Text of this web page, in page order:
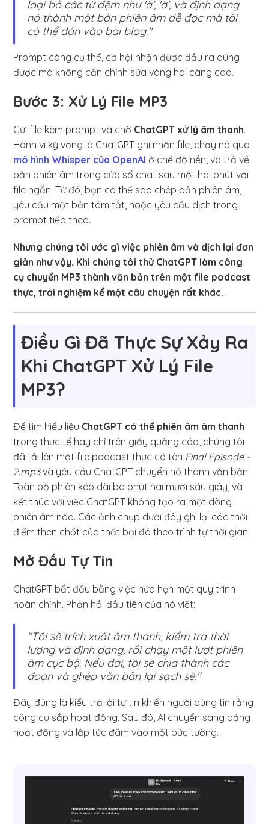
loại bỏ các từ đệm như 'à', 'ờ', và định dạng
nó thành một bản phiên âm dễ đọc mà tôi
có thể dán vào bài blog."
Prompt càng cụ thể, cơ hội nhận được đầu ra dùng
được mà không cần chỉnh sửa vòng hai càng cao.
Bước 3: Xử Lý File MP3
Gửi file kèm prompt và chờ ChatGPT xử lý âm thanh.
Hành vi kỳ vọng là ChatGPT ghi nhận file, chạy nó qua
mô hình Whisper của OpenAI ở chế độ nền, và trả về
bản phiên âm trong cửa sổ chat sau một hai phút với
file ngắn. Từ đó, bạn có thể sao chép bản phiên âm,
yêu cầu một bản tóm tắt, hoặc yêu cầu dịch trong
prompt tiếp theo.
Nhưng chúng tôi ước gì việc phiên âm và dịch lại đơn
giản như vậy. Khi chúng tôi thử ChatGPT làm công
cụ chuyển MP3 thành văn bản trên một file podcast
thực, trải nghiệm kể một câu chuyện rất khác.
Điều Gì Đã Thực Sự Xảy Ra
Khi ChatGPT Xử Lý File
MP3?
Để tìm hiểu liệu ChatGPT có thể phiên âm âm thanh
trong thực tế hay chỉ trên giấy quảng cáo, chúng tôi
đã tải lên một file podcast thực có tên Final Episode -
2.mp3và yêu cầu ChatGPT chuyển nó thành văn bản.
Toàn bộ phiên kéo dài ba phút hai mươi sáu giây, và
kết thúc với việc ChatGPT không tạo ra một dòng
phiên âm nào. Các ảnh chụp dưới đây ghi lại các thời
điểm then chốt của thất bại đó theo trình tự thời gian.
Mở Đầu Tự Tin
ChatGPT bắt đầu bằng việc hứa hẹn một quy trình
hoàn chỉnh. Phản hồi đầu tiên của nó viết:
"Tôi sẽ trích xuất âm thanh, kiểm tra thời
lượng và định dạng, rồi chạy một lượt phiên
âm cục bộ. Nếu dài, tôi sẽ chia thành các
đoạn và ghép văn bản lại sạch sẽ."
Đây đúng là kiểu trả lời tự tin khiến người dùng tin rằng
công cụ sắp hoạt động. Sau đó, AI chuyển sang bảng
hoạt động và lập tức đâm vào một bức tường.